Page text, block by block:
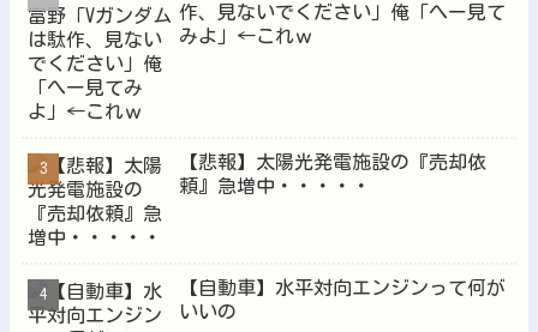
作、見ないでください」俺「へー見て
みよ」←これｗ
【悲報】太陽光発電施設の『売却依
頼』急増中・・・・・
【自動車】水平対向エンジンって何が
いいの